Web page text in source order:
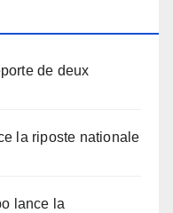
de deux
la riposte nationale
lance la